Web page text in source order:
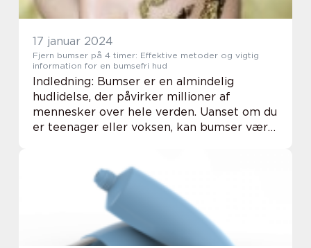
17 januar 2024
Fjern bumser på 4 timer: Effektive metoder og vigtig
information for en bumsefri hud
Indledning: Bumser er en almindelig
hudlidelse, der påvirker millioner af
mennesker over hele verden. Uanset om du
er teenager eller voksen, kan bumser være